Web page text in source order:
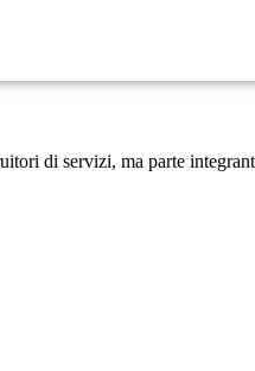
di servizi, ma parte